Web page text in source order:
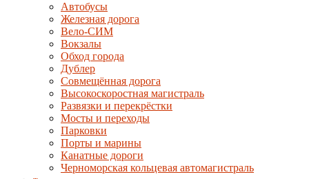
Автобусы
Железная дорога
Вело-СИМ
Вокзалы
Обход города
Дублер
Совмещённая дорога
Высокоскоростная магистраль
Развязки и перекрёстки
Мосты и переходы
Парковки
Порты и марины
Канатные дороги
Черноморская кольцевая автомагистраль